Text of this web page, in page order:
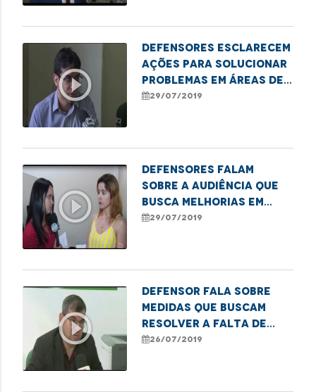
play_circle_outline
Defensores esclarecem
ações para solucionar
problemas em áreas de
risco
29/07/2019
play_circle_outline
Defensores falam
sobre a audiência que
busca melhorias em
áreas de risco
29/07/2019
play_circle_outline
Defensor fala sobre
medidas que buscam
resolver a falta de
abrigos nos pontos de
26/07/2019